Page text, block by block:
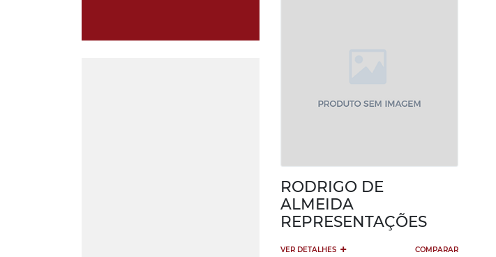
RODRIGO DE
ALMEIDA
REPRESENTAÇÕES
VER DETALHES + COMPARAR